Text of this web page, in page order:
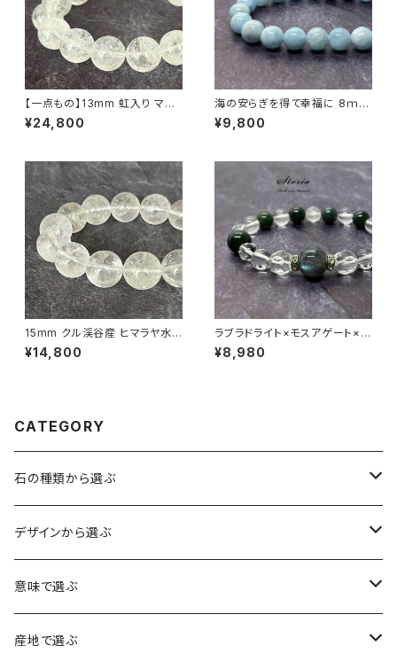
【一点もの】13mm 虹入り マニ
カラン産 ヒマラヤ水晶 ブレスレ
ット【鑑別済み・M0714】
¥24,800
海の安らぎを得て幸福に 8ｍｍ
アクアマリン（緑柱石）ブレスレ
ット
¥9,800
15mm クル渓谷産 ヒマラヤ水
晶 ブレスレット 微細な虹・ライ
モナイト入り【画像現物】
¥14,800
ラブラドライト×モスアゲート×ヒ
マラヤ水晶ブレスレット
¥8,980
CATEGORY
石の種類から選ぶ
水晶（クォーツ）
アイリスクォーツ（虹入り水晶）
ヒマラヤ水晶
ローズクォーツ（紅水晶）
アメジスト（紫水晶）
デザインから選ぶ
龍彫刻（水晶）
龍彫刻（オニキス）
意味で選ぶ
魔除け・厄除け
産地で選ぶ